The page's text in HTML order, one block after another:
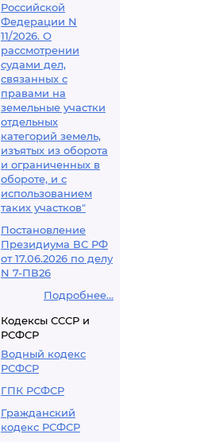
Российской
Федерации N
11/2026. О
рассмотрении
судами дел,
связанных с
правами на
земельные участки
отдельных
категорий земель,
изъятых из оборота
и ограниченных в
обороте, и с
использованием
таких участков"
Постановление
Президиума ВС РФ
от 17.06.2026 по делу
N 7-ПВ26
Подробнее...
Кодексы СССР и
РСФСР
Водный кодекс
РСФСР
ГПК РСФСР
Гражданский
кодекс РСФСР